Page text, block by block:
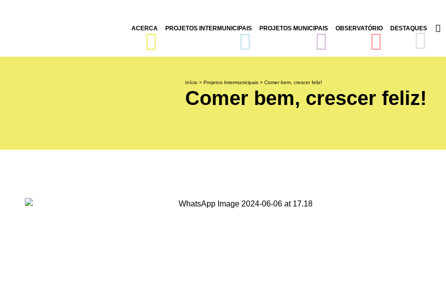
ACERCA PROJETOS INTERMUNICIPAIS PROJETOS MUNICIPAIS OBSERVATÓRIO DESTAQUES
Início > Projetos Intermunicipais > Comer bem, crescer feliz!
Comer bem, crescer feliz!